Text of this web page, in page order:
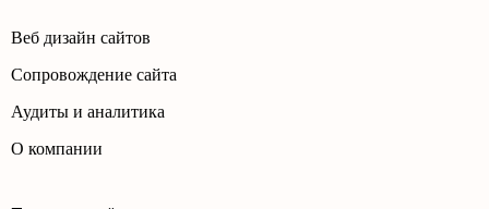
Веб дизайн сайтов
Сопровождение сайта
Аудиты и аналитика
О компании